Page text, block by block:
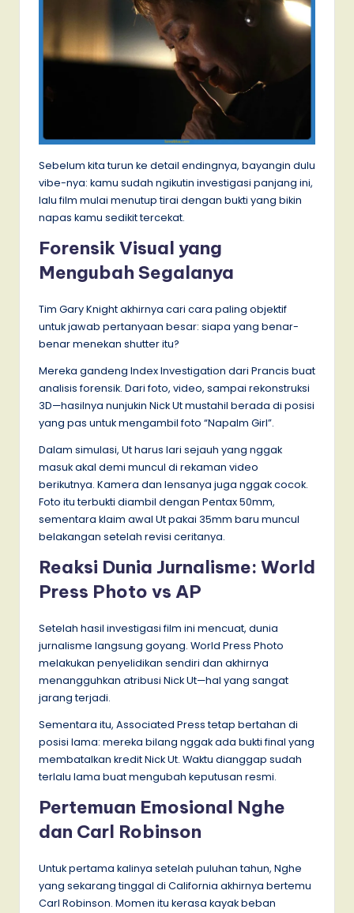
Sebelum kita turun ke detail endingnya, bayangin dulu
vibe-nya: kamu sudah ngikutin investigasi panjang ini,
lalu film mulai menutup tirai dengan bukti yang bikin
napas kamu sedikit tercekat.
Forensik Visual yang
Mengubah Segalanya
Tim Gary Knight akhirnya cari cara paling objektif
untuk jawab pertanyaan besar: siapa yang benar-
benar menekan shutter itu?
Mereka gandeng Index Investigation dari Prancis buat
analisis forensik. Dari foto, video, sampai rekonstruksi
3D—hasilnya nunjukin Nick Ut mustahil berada di posisi
yang pas untuk mengambil foto “Napalm Girl”.
Dalam simulasi, Ut harus lari sejauh yang nggak
masuk akal demi muncul di rekaman video
berikutnya. Kamera dan lensanya juga nggak cocok.
Foto itu terbukti diambil dengan Pentax 50mm,
sementara klaim awal Ut pakai 35mm baru muncul
belakangan setelah revisi ceritanya.
Reaksi Dunia Jurnalisme: World
Press Photo vs AP
Setelah hasil investigasi film ini mencuat, dunia
jurnalisme langsung goyang. World Press Photo
melakukan penyelidikan sendiri dan akhirnya
menangguhkan atribusi Nick Ut—hal yang sangat
jarang terjadi.
Sementara itu, Associated Press tetap bertahan di
posisi lama: mereka bilang nggak ada bukti final yang
membatalkan kredit Nick Ut. Waktu dianggap sudah
terlalu lama buat mengubah keputusan resmi.
Pertemuan Emosional Nghe
dan Carl Robinson
Untuk pertama kalinya setelah puluhan tahun, Nghe
yang sekarang tinggal di California akhirnya bertemu
Carl Robinson. Momen itu kerasa kayak beban